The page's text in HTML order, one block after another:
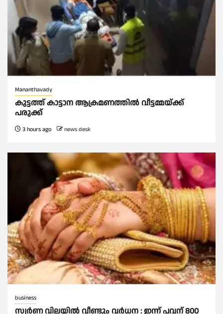
Mananthavady
കുട്ടത്ത് കാട്ടാന ആക്രമണത്തിൽ വീട്ടമ്മയ്ക്ക്
പരുക്ക്
3 hours ago news desk
business
സ്വർണ വിലയില്‍ വീണ്ടും വർധന : ഇന്ന് പവന് 800